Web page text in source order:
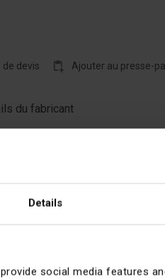
Details
social media features
devis Ajouter au presse-
du fabricant